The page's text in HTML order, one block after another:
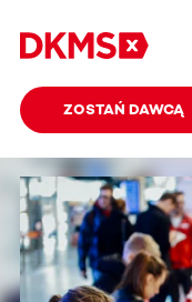
ZOSTAŃ DAWCĄ